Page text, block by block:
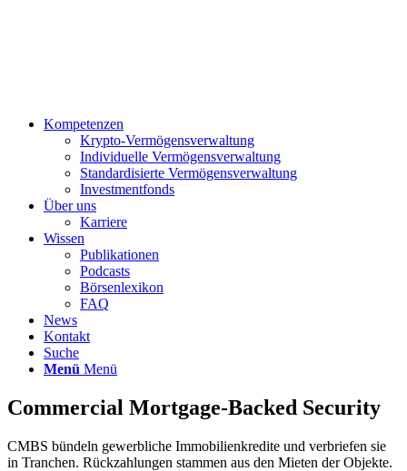
Kompetenzen
Krypto-Vermögensverwaltung
Individuelle Vermögensverwaltung
Standardisierte Vermögensverwaltung
Investmentfonds
Über uns
Karriere
Wissen
Publikationen
Podcasts
Börsenlexikon
FAQ
News
Kontakt
Suche
Menü Menü
Commercial Mortgage‑Backed Security
CMBS bündeln gewerbliche Immobilienkredite und verbriefen sie
in Tranchen. Rückzahlungen stammen aus den Mieten der Objekte.